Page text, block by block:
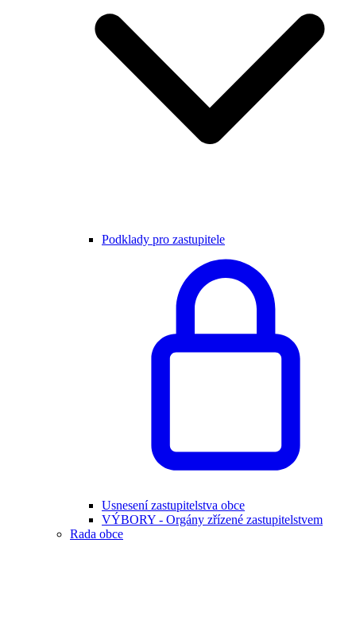
Podklady pro zastupitele
Usnesení zastupitelstva obce
VÝBORY - Orgány zřízené zastupitelstvem
Rada obce